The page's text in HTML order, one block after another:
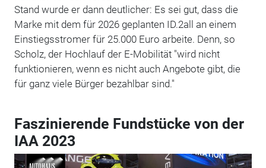
Stand wurde er dann deutlicher: Es sei gut, dass die
Marke mit dem für 2026 geplanten ID.2all an einem
Einstiegsstromer für 25.000 Euro arbeite. Denn, so
Scholz, der Hochlauf der E-Mobilität "wird nicht
funktionieren, wenn es nicht auch Angebote gibt, die
für ganz viele Bürger bezahlbar sind."
Faszinierende Fundstücke von der
IAA 2023